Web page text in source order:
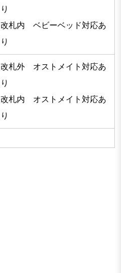
り
改札内 ベビーベッド対応あ
り
改札外 オストメイト対応あ
り
改札内 オストメイト対応あ
り